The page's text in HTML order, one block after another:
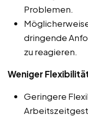
Problemen.
dringende
zu reagieren.
Weniger
Geringere